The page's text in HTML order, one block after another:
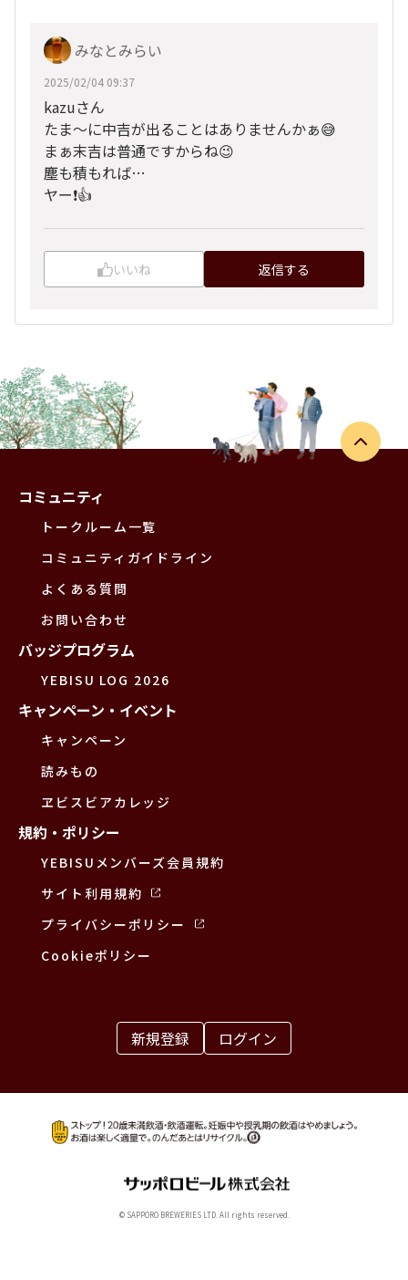
みなとみらい
2025/02/04 09:37
kazuさん
たま～に中吉が出ることはありませんかぁ😅
まぁ末吉は普通ですからね😉
塵も積もれば…
ヤー❗👍
いいね 返信する
コミュニティ
トークルーム一覧
コミュニティガイドライン
よくある質問
お問い合わせ
バッジプログラム
YEBISU LOG 2026
キャンペーン・イベント
キャンペーン
読みもの
ヱビスビアカレッジ
規約・ポリシー
YEBISUメンバーズ会員規約
サイト利用規約
プライバシーポリシー
Cookieポリシー
新規登録 ログイン
© SAPPORO BREWERIES LTD. All rights reserved.